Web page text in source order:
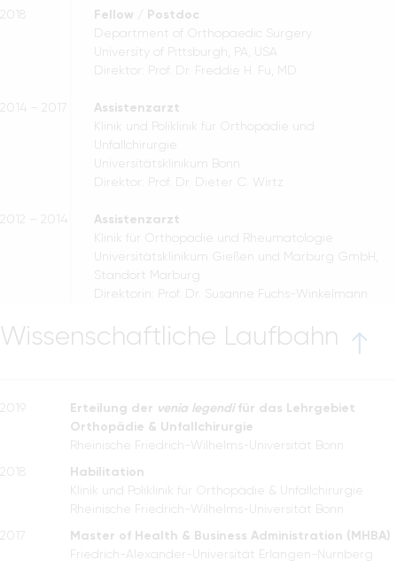
2018 Fellow / Postdoc
Department of Orthopaedic Surgery
University of Pittsburgh, PA, USA
Direktor: Prof. Dr. Freddie H. Fu, MD
2014 – 2017 Assistenzarzt
Klinik und Poliklinik für Orthopädie und
Unfallchirurgie
Universitätsklinikum Bonn
Direktor: Prof. Dr. Dieter C. Wirtz
2012 – 2014 Assistenzarzt
Klinik für Orthopädie und Rheumatologie
Universitätsklinikum Gießen und Marburg GmbH,
Standort Marburg
Direktorin: Prof. Dr. Susanne Fuchs-Winkelmann
Wissenschaftliche Laufbahn
2019 Erteilung der venia legendifür das Lehrgebiet
Orthopädie & Unfallchirurgie
Rheinische Friedrich-Wilhelms-Universität Bonn
2018
Habilitation
Klinik und Poliklinik für Orthopädie & Unfallchirurgie
Rheinische Friedrich-Wilhelms-Universität Bonn
2017
Master of Health & Business Administration (MHBA)
Friedrich-Alexander-Universität Erlangen-Nürnberg